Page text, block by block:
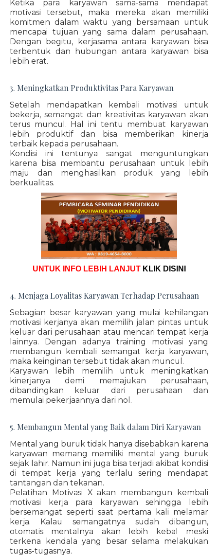
Ketika para karyawan sama-sama mendapat
motivasi tersebut, maka mereka akan memiliki
komitmen dalam waktu yang bersamaan untuk
mencapai tujuan yang sama dalam perusahaan.
Dengan begitu, kerjasama antara karyawan bisa
terbentuk dan hubungan antara karyawan bisa
lebih erat.
3. Meningkatkan Produktivitas Para Karyawan
Setelah mendapatkan kembali motivasi untuk
bekerja, semangat dan kreativitas karyawan akan
terus muncul. Hal ini tentu membuat karyawan
lebih produktif dan bisa memberikan kinerja
terbaik kepada perusahaan.
Kondisi ini tentunya sangat menguntungkan
karena bisa membantu perusahaan untuk lebih
maju dan menghasilkan produk yang lebih
berkualitas.
UNTUK INFO LEBIH LANJUT KLIK DISINI
4. Menjaga Loyalitas Karyawan Terhadap Perusahaan
Sebagian besar karyawan yang mulai kehilangan
motivasi kerjanya akan memilih jalan pintas untuk
keluar dari perusahaan atau mencari tempat kerja
lainnya. Dengan adanya training motivasi yang
membangun kembali semangat kerja karyawan,
maka keinginan tersebut tidak akan muncul.
Karyawan lebih memilih untuk meningkatkan
kinerjanya demi memajukan perusahaan,
dibandingkan keluar dari perusahaan dan
memulai pekerjaannya dari nol.
5. Membangun Mental yang Baik dalam Diri Karyawan
Mental yang buruk tidak hanya disebabkan karena
karyawan memang memiliki mental yang buruk
sejak lahir. Namun ini juga bisa terjadi akibat kondisi
di tempat kerja yang terlalu sering mendapat
tantangan dan tekanan.
Pelatihan Motivasi X akan membangun kembali
motivasi kerja para karyawan sehingga lebih
bersemangat seperti saat pertama kali melamar
kerja. Kalau semangatnya sudah dibangun,
otomatis mentalnya akan lebih kebal meski
terkena kendala yang besar selama melakukan
tugas-tugasnya.